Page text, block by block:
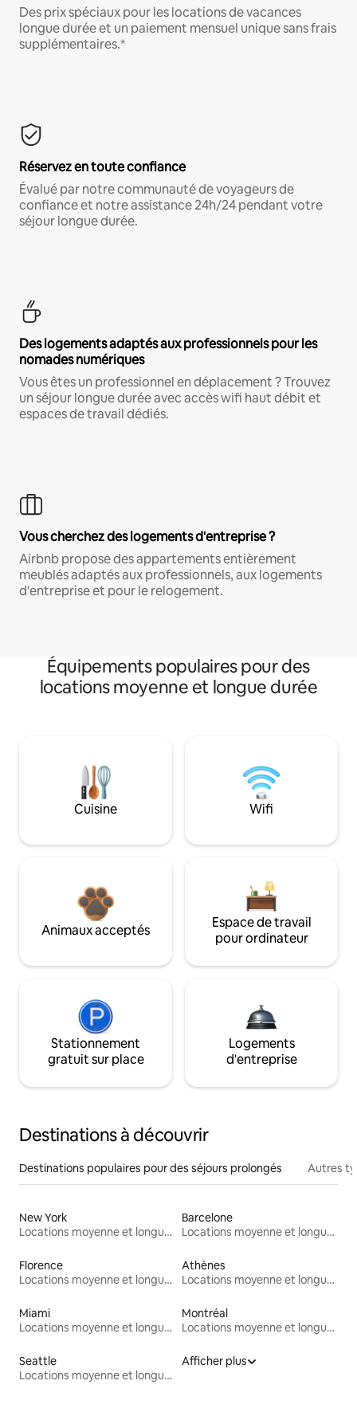
Des prix spéciaux pour les locations de vacances
longue durée et un paiement mensuel unique sans frais
supplémentaires.*
Réservez en toute confiance
Évalué par notre communauté de voyageurs de
confiance et notre assistance 24h/24 pendant votre
séjour longue durée.
Des logements adaptés aux professionnels pour les
nomades numériques
Vous êtes un professionnel en déplacement ? Trouvez
un séjour longue durée avec accès wifi haut débit et
espaces de travail dédiés.
Vous cherchez des logements d'entreprise ?
Airbnb propose des appartements entièrement
meublés adaptés aux professionnels, aux logements
d'entreprise et pour le relogement.
Équipements populaires pour des
locations moyenne et longue durée
Cuisine Wifi
Animaux acceptés
Espace de travail
pour ordinateur
Stationnement
gratuit sur place
Logements
d'entreprise
Destinations à découvrir
Destinations populaires pour des séjours prolongés Autres
New York
Locations moyenne et longue durée
Barcelone
Locations moyenne et longue durée
Florence
Locations moyenne et longue durée
Athènes
Locations moyenne et longue durée
Miami
Locations moyenne et longue durée
Montréal
Locations moyenne et longue durée
Seattle
Locations moyenne et longue durée
Afficher plus